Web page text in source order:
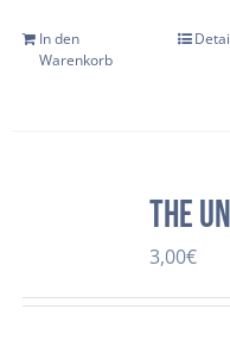
In den
Warenkorb
The
3,00€